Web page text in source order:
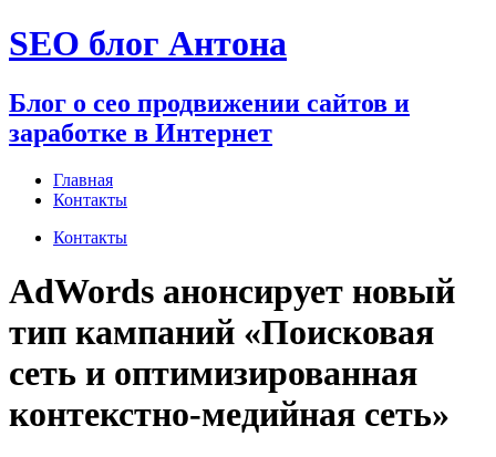
Перейти
к
SEO блог Антона
Блог о сео продвижении сайтов и
заработке в Интернет
Главная
Контакты
Контакты
AdWords анонсирует новый
тип кампаний «Поисковая
сеть и оптимизированная
контекстно-медийная сеть»